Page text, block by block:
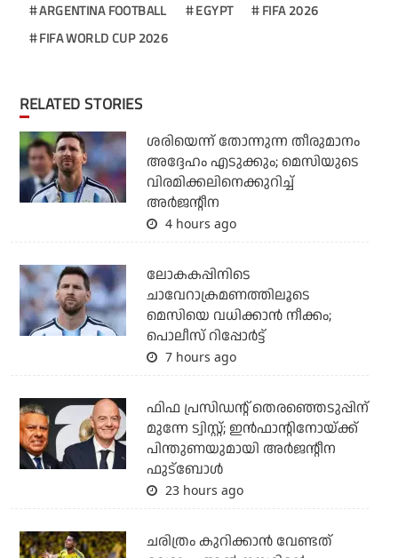
ARGENTINA FOOTBALL EGYPT
FIFA 2026
FIFA WORLD CUP 2026
RELATED STORIES
ശരിയെന്ന് തോന്നുന്ന തീരുമാനം
അദ്ദേഹം എടുക്കും; മെസിയുടെ
വിരമിക്കലിനെക്കുറിച്ച്
അര്‍ജന്റീന
4 hours ago
ലോകകപ്പിനിടെ
ചാവേറാക്രമണത്തിലൂടെ
മെസിയെ വധിക്കാന്‍ നീക്കം;
പൊലീസ് റിപ്പോര്‍ട്ട്
7 hours ago
ഫിഫ പ്രസിഡന്റ് തെരഞ്ഞെടുപ്പിന്
മുന്നേ ട്വിസ്റ്റ്; ഇന്‍ഫാന്റിനോയ്ക്ക്
പിന്തുണയുമായി അര്‍ജന്റീന
ഫുട്‌ബോള്‍
23 hours ago
ചരിത്രം കുറിക്കാന്‍ വേണ്ടത്